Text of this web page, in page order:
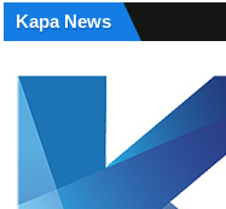
Kapa News